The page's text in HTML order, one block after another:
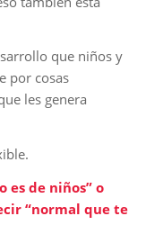
que niños y
por cosas
les genera
es de niños” o
“normal que te